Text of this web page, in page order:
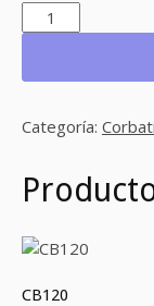
CB285
CANTIDAD
Categoría:
CB120